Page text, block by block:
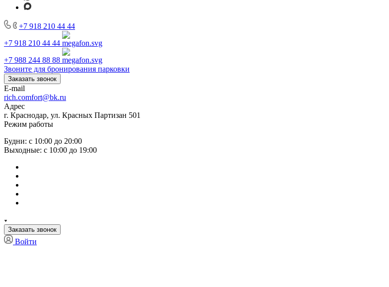
+7 918 210 44 44
+7 918 210 44 44
+7 988 244 88 88
Звоните для бронирования парковки
Заказать звонок
E-mail
rich.comfort@bk.ru
Адрес
г. Краснодар, ул. Красных Партизан 501
Режим работы
Будни: с 10:00 до 20:00
Выходные: с 10:00 до 19:00
Заказать звонок
Войти